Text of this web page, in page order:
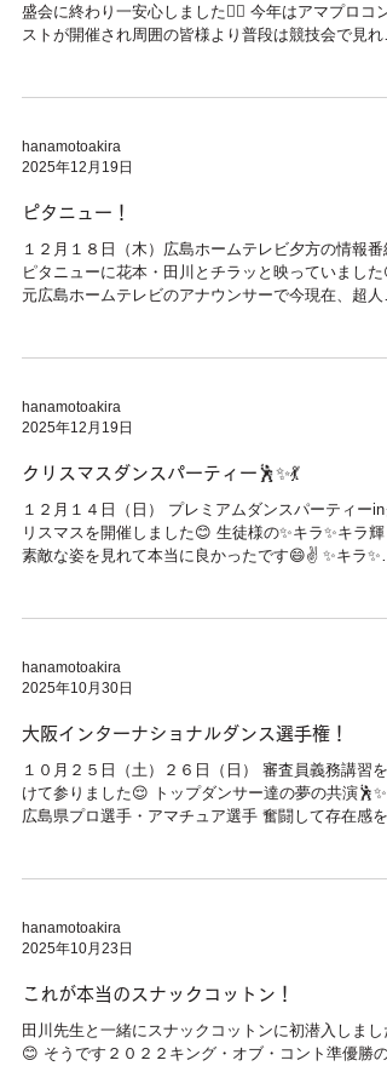
盛会に終わり一安心しました😮‍💨 今年はアマプロコン
ストが開催され周囲の皆様より普段は競技会で見れ
得ました👍 教室から女性２名、参加をされました😌
ストなのか？ガチの競技会なのか？ 気になるところ
す🤔 ８月は熱いからね😅💦 熱中症の成らない様にシ
国際会議場前フラワーフェスティバルに広島県連盟
らジュニア、愛好家、アマチュア、プロ 多数ご参加
して頂ける予定です🙌🙌🙌 ６月７日（日）ねんりん
ック予選会&パーティー！ ７月１２日（日）ＬＧダ
hanamotoakira
2025年12月19日
ピタニュー！
１２月１８日（木）広島ホームテレビ夕方の情報番
ピタニューに花本・田川とチラッと映っていました
元広島ホームテレビのアナウンサーで今現在、超人
映る事に成功しました🙌🙌 人気アナウンサーの小嶋
も笑顔✨キラ✨キラの小嶋沙耶香さんが社交ダンスに
チャレンジして頂けないかな🤔 益々ピタニューから
して小嶋沙耶香さんのファンの皆様！！ 社交ダンス
始めてみませんか？
hanamotoakira
2025年12月19日
クリスマスダンスパーティー🕺✨💃
１２月１４日（日） プレミアムダンスパーティーin
リスマスを開催しました😊 生徒様の✨キラ✨キラ輝
素敵な姿を見れて本当に良かったです😄✌️ ✨キラ✨キ
hanamotoakira
2025年10月30日
大阪インターナショナルダンス選手権！
１０月２５日（土）２６日（日） 審査員義務講習を
けて参りました😌 トップダンサー達の夢の共演🕺✨💃
広島県プロ選手・アマチュア選手 奮闘して存在感を
✌️ スポーツ観戦は野球やサッカーも良いですが競技
は自分自身も生徒さんと一緒に良いダンスが踊れる
に頑張ります😤 １２月１４日（日）ＬＧダンス教室
客様もご遠慮なくお問い合わせ下さい😊
hanamotoakira
2025年10月23日
これが本当のスナックコットン！
田川先生と一緒にスナックコットンに初潜入しまし
😊 そうです２０２２キング・オブ・コント準優勝の